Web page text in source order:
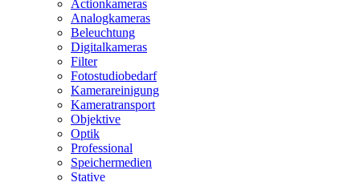
Actionkameras
Analogkameras
Beleuchtung
Digitalkameras
Filter
Fotostudiobedarf
Kamerareinigung
Kameratransport
Objektive
Optik
Professional
Speichermedien
Stative